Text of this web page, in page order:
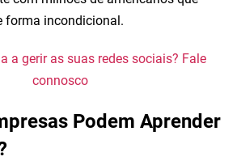
forma incondicional.
a gerir as suas redes sociais? Fale
connosco
Podem Aprender